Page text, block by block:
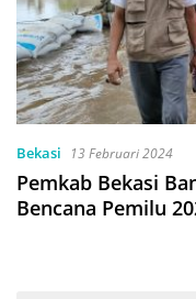
Bekasi 13 Februari 2024
Pemkab Bekasi
Bencana Pemilu